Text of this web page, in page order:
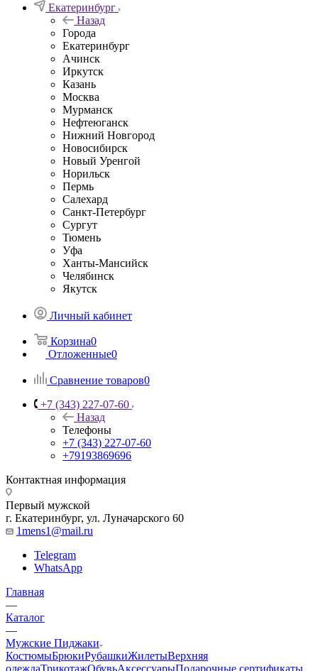
Екатеринбург
Назад
Города
Екатеринбург
Ачинск
Иркутск
Казань
Москва
Мурманск
Нефтеюганск
Нижний Новгород
Новосибирск
Новый Уренгой
Норильск
Пермь
Салехард
Санкт-Петербург
Сургут
Тюмень
Уфа
Ханты-Мансийск
Челябинск
Якутск
Личный кабинет
Корзина0
Отложенные0
Сравнение товаров0
+7 (343) 227-07-60
Назад
Телефоны
+7 (343) 227-07-60
+79193869696
Контактная информация
Первый мужской
г. Екатеринбург, ул. Луначарского 60
1mens1@mail.ru
Telegram
WhatsApp
Главная
—
Каталог
—
Мужские Пиджаки
КостюмыБрюкиРубашкиЖилетыВерхняя
одеждаТрикотажОбувьАксессуарыПодарочные сертификаты